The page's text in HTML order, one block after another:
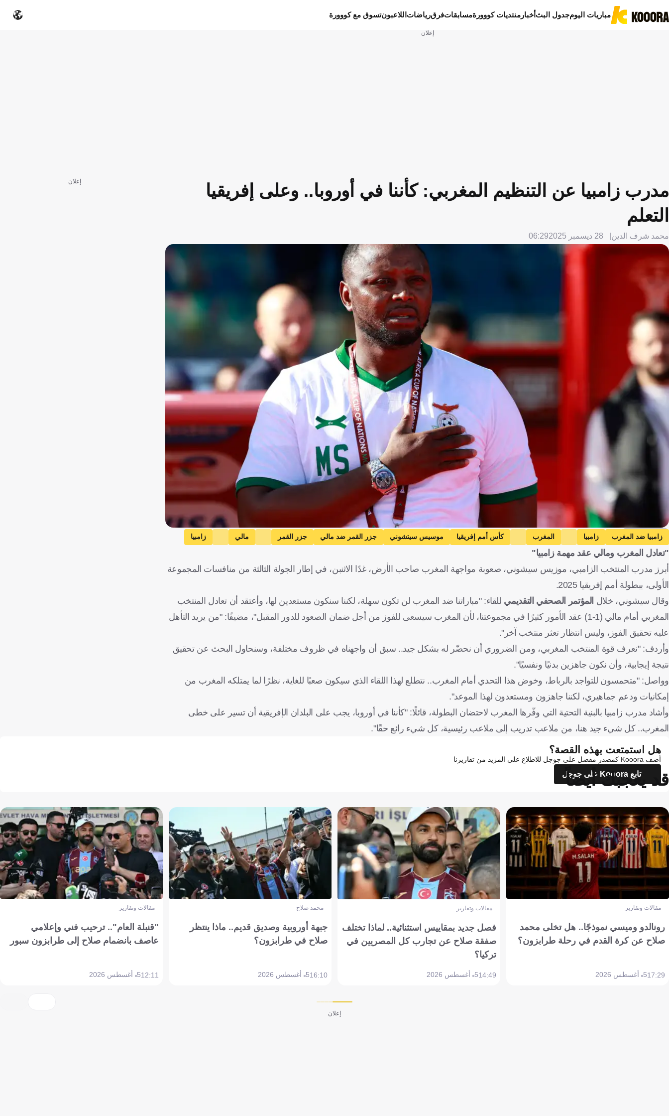
مباريات اليومجدول البثأخبار منتديات كووورةمسابقاتفرقرياضات اللاعبونتسوق مع كووورة
إعلان
مدرب زامبيا عن التنظيم المغربي: كأننا في أوروبا.. وعلى إفريقيا
التعلم
محمد شرف الدين 28 ديسمبر 2025 06:29
Getty Images
زامبيا ضد المغرب زامبيا المغرب كأس أمم إفريقيا موسيس سيتشوني جزر القمر ضد مالي جزر القمر مالي
زامبيا
المغرب
جزر القمر مالي كرة قدم
"تعادل المغرب ومالي عقد مهمة زامبيا"
أبرز مدرب المنتخب الزامبي، موزيس سيشوني، صعوبة مواجهة المغرب صاحب الأرض، غدًا الاثنبن، في إطار الجولة الثالثة من منافسات المجموعة
الأولى، ببطولة أمم إفريقيا 2025.
وقال سيشوني، خلال المؤتمر الصحفي التقديمي للقاء: "مباراتنا ضد المغرب لن تكون سهلة، لكننا سنكون مستعدين لها، وأعتقد أن تعادل المنتخب
المغربي أمام مالي (1-1) عقد الأمور كثيرًا في مجموعتنا، لأن المغرب سيسعى للفوز من أجل ضمان الصعود للدور المقبل"، مضيفًا: "من يريد التأهل
عليه تحقيق الفوز، وليس انتظار تعثر منتخب آخر".
وأردف: "نعرف قوة المنتخب المغربي، ومن الضروري أن نحضّر له بشكل جيد.. سبق أن واجهناه في ظروف مختلفة، وسنحاول البحث عن تحقيق
نتيجة إيجابية، وأن نكون جاهزين بدنيًا ونفسيًا".
وواصل: "متحمسون للتواجد بالرباط، وخوض هذا التحدي أمام المغرب.. نتطلع لهذا اللقاء الذي سيكون صعبًا للغاية، نظرًا لما يمتلكه المغرب من
إمكانيات ودعم جماهيري، لكننا جاهزون ومستعدون لهذا الموعد".
وأشاد مدرب زامبيا بالبنية التحتية التي وفّرها المغرب لاحتضان البطولة، قائلًا: "كأننا في أوروبا، يجب على البلدان الإفريقية أن تسير على خطى
المغرب.. كل شيء جيد هنا، من ملاعب تدريب إلى ملاعب رئيسية، كل شيء رائع حقًا".
إعلان
هل استمتعت بهذه القصة؟
أضف Kooora كمصدر مفضل على جوجل للاطلاع على المزيد من تقاريرنا
تابع Kooora على جوجل
قد يعجبك أيضاً
مقالات وتقارير
رونالدو وميسي نموذجًا.. هل تخلى محمد
صلاح عن كرة القدم في رحلة طرابزون؟
17:295 أغسطس 2026
مقالات وتقارير
فصل جديد بمقاييس استثنائية.. لماذا تختلف
صفقة صلاح عن تجارب كل المصريين في
تركيا؟
14:495 أغسطس 2026
محمد صلاح
جبهة أوروبية وصديق قديم.. ماذا ينتظر
صلاح في طرابزون؟
16:105 أغسطس 2026
مقالات وتقارير
"قنبلة العام".. ترحيب فني وإعلامي
عاصف بانضمام صلاح إلى طرابزون سبور
12:115 أغسطس 2026
إعلان